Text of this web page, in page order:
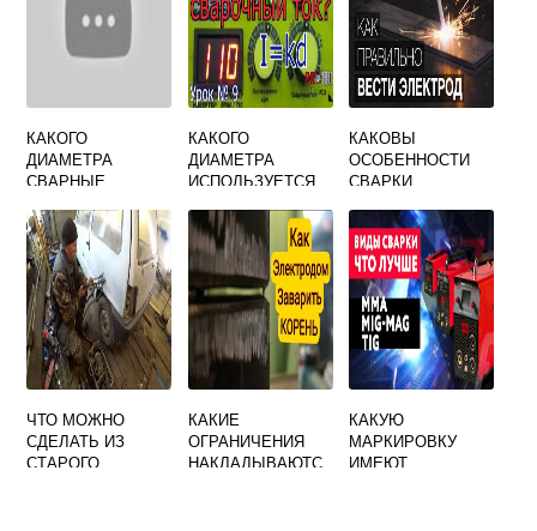
МЕТАЛЛОВ
КАКОГО
ДИАМЕТРА
СВАРНЫЕ
НЕДОПУСТИМЫМ
И ДЕФЕКТАМИ
РЕМОНТУ
СВАРКОЙ НЕ
ПОДЛЕЖАТ
КАКОГО
ДИАМЕТРА
ИСПОЛЬЗУЕТСЯ
ПРОВОЛОКА В
КАЧЕСТВЕ
ЭЛЕКТРОДОВ
ПРИ
ЭЛЕКТРОШЛАКОВ
ОЙ СВАРКЕ
КАКОВЫ
ОСОБЕННОСТИ
СВАРКИ
СТЫХ СТАЛЕЙ
ЧТО МОЖНО
СДЕЛАТЬ ИЗ
СТАРОГО
КАКИЕ
ОГРАНИЧЕНИЯ
НАКЛАДЫВАЮТС
КАКУЮ
МАРКИРОВКУ
ИМЕЮТ